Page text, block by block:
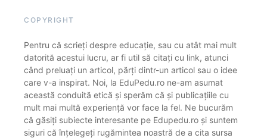
COPYRIGHT
Pentru că scrieți despre educație, sau cu atât mai mult
datorită acestui lucru, ar fi util să citați cu link, atunci
când preluați un articol, părți dintr-un articol sau o idee
care v-a inspirat. Noi, la EduPedu.ro ne-am asumat
această conduită etică și sperăm că și publicațiile cu
mult mai multă experiență vor face la fel. Ne bucurăm
că găsiți subiecte interesante pe Edupedu.ro și suntem
siguri că înțelegeți rugămintea noastră de a cita sursa